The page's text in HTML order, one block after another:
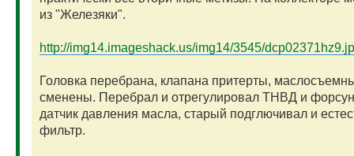
из "Железяки".
http://img14.imageshack.us/img14/3545/
Головка перебрана, клапана притерты,
сменены. Перебрал и отрегулировал ТНВД и
датчик давления масла, старый подглючивал и
фильтр.